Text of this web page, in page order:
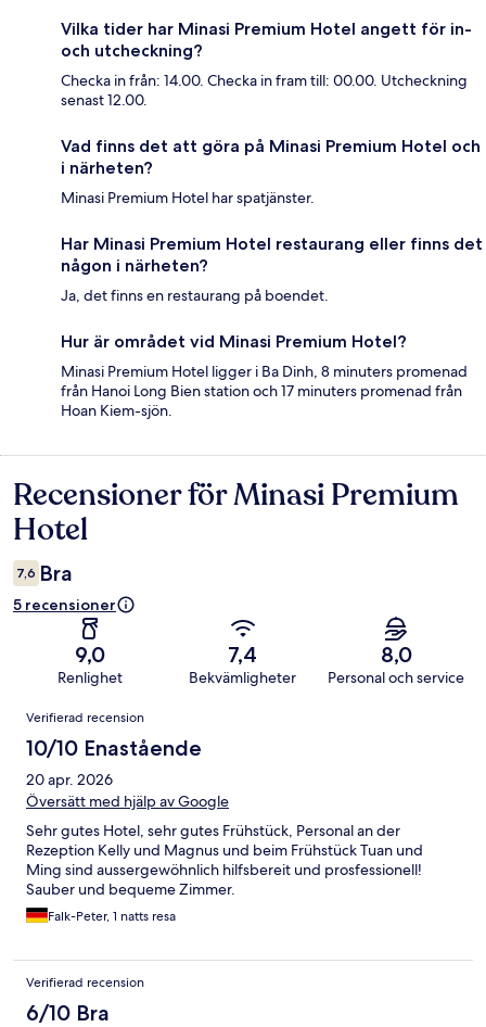
Vilka tider har Minasi Premium Hotel angett för in-
och utcheckning?
Checka in från: 14.00. Checka in fram till: 00.00. Utcheckning
senast 12.00.
Vad finns det att göra på Minasi Premium Hotel och
i närheten?
Minasi Premium Hotel har spatjänster.
Har Minasi Premium Hotel restaurang eller finns det
någon i närheten?
Ja, det finns en restaurang på boendet.
Hur är området vid Minasi Premium Hotel?
Minasi Premium Hotel ligger i Ba Dinh, 8 minuters promenad
från Hanoi Long Bien station och 17 minuters promenad från
Hoan Kiem-sjön.
Recensioner
Recensioner för Minasi Premium
Hotel
7,6 Bra
5 recensioner
9,0
Renlighet
7,4
Bekvämligheter
8,0
Personal och service
Recensioner
Verifierad recension
10/10 Enastående
20 apr. 2026
Översätt med hjälp av Google
Sehr gutes Hotel, sehr gutes Frühstück, Personal an der
Rezeption Kelly und Magnus und beim Frühstück Tuan und
Ming sind aussergewöhnlich hilfsbereit und prosfessionell!
Sauber und bequeme Zimmer.
Falk-Peter, 1 natts resa
Verifierad recension
6/10 Bra